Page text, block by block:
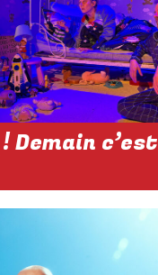
Réserver
Demain c’est
2026-2027
2026 AU 02